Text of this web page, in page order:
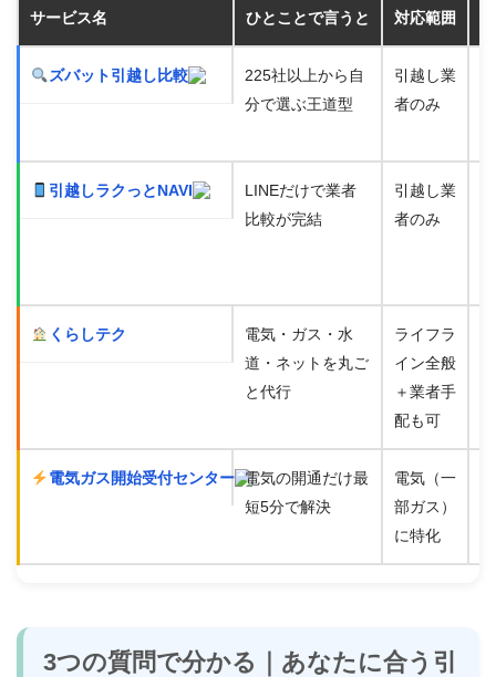
サービス名 ひとことで言うと 対応範囲
ズバット引越し比較
225社以上から自
分で選ぶ王道型
引越し業
者のみ
引越しラクっとNAVI
LINEだけで業者
比較が完結
引越し業
者のみ
くらしテク
電気・ガス・水
道・ネットを丸ご
と代行
ライフラ
イン全般
＋業者手
配も可
電気ガス開始受付センター 電気の開通だけ最
短5分で解決
電気（一
部ガス）
に特化
3つの質問で分かる｜あなたに合う引